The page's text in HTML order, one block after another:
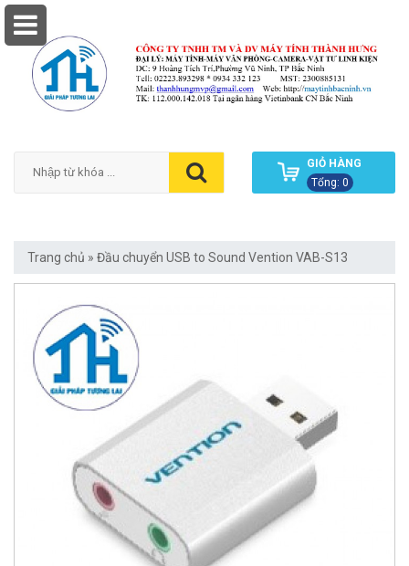
GIỎ HÀNG
Tổng: 0
Trang chủ » Đầu chuyển USB to Sound Vention VAB-S13